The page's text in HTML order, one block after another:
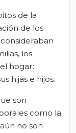
de la
de los
los
hogar:
hijas e hijos.
son
como la
no son